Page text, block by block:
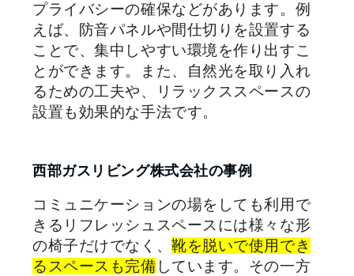
プライバシーの確保などがあります。例
えば、防音パネルや間仕切りを設置する
ことで、集中しやすい環境を作り出すこ
とができます。また、自然光を取り入れ
るための工夫や、リラックススペースの
設置も効果的な手法です。
西部ガスリビング株式会社の事例
コミュニケーションの場をしても利用で
きるリフレッシュスペースには様々な形
の椅子だけでなく、靴を脱いで使用でき
るスペースも完備 しています。その一方